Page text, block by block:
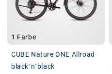
1 Farbe
CUBE Nature ONE Allroad
black´n´black